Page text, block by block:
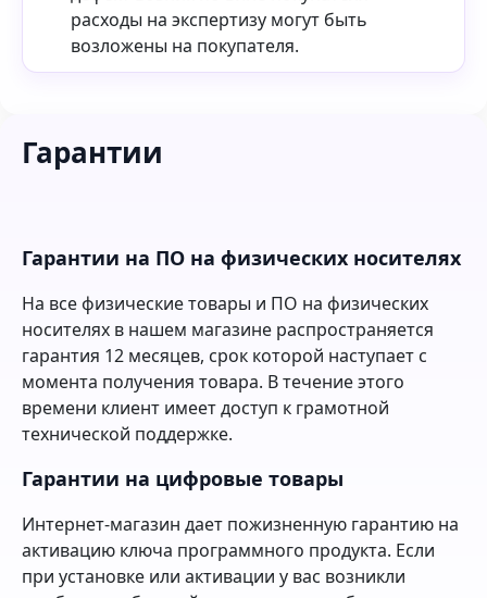
расходы на экспертизу могут быть
возложены на покупателя.
Гарантии
Гарантии на ПО на физических носителях
На все физические товары и ПО на физических
носителях в нашем магазине распространяется
гарантия 12 месяцев, срок которой наступает с
момента получения товара. В течение этого
времени клиент имеет доступ к грамотной
технической поддержке.
Гарантии на цифровые товары
Интернет-магазин дает пожизненную гарантию на
активацию ключа программного продукта. Если
при установке или активации у вас возникли